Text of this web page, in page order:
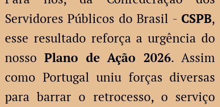
Servidores Públicos do Brasil - CSPB,
esse resultado reforça a urgência do
nosso Plano de Ação 2026. Assim
como Portugal uniu forças diversas
para barrar o retrocesso, o serviço